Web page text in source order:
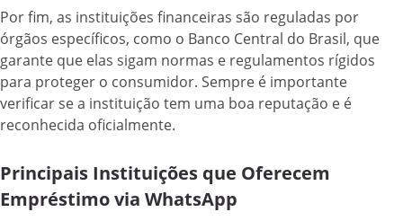
Por fim, as instituições financeiras são reguladas por
órgãos específicos, como o Banco Central do Brasil, que
garante que elas sigam normas e regulamentos rígidos
para proteger o consumidor. Sempre é importante
verificar se a instituição tem uma boa reputação e é
reconhecida oficialmente.
Principais Instituições que Oferecem
Empréstimo via WhatsApp